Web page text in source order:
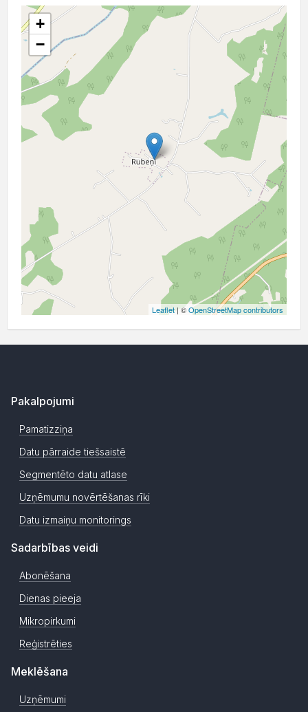
+
−
Leaflet | ©OpenStreetMap contributors
Pakalpojumi
Pamatizziņa
Datu pārraide tiešsaistē
Segmentēto datu atlase
Uzņēmumu novērtēšanas rīki
Datu izmaiņu monitorings
Sadarbības veidi
Abonēšana
Dienas pieeja
Mikropirkumi
Reģistrēties
Meklēšana
Uzņēmumi